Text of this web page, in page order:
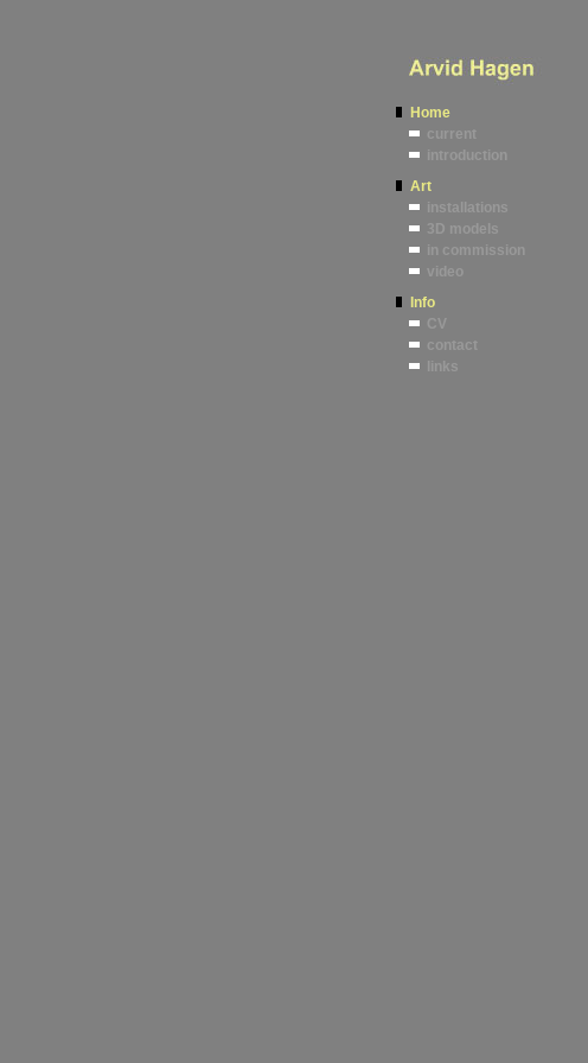
Home
current
introduction
Art
installations
3D models
in commission
video
Info
CV
contact
links